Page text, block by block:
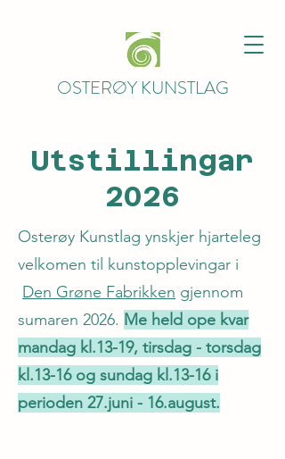
OSTERØY KUNSTLAG
Utstillingar
2026
Osterøy Kunstlag ynskjer hjarteleg
velkomen til kunstopplevingar i
Den Grøne Fabrikken gjennom
sumaren 2026. Me held ope kvar
mandag kl.13-19, tirsdag - torsdag
kl.13-16 og sundag kl.13-16 i
perioden 27.juni - 16.august.